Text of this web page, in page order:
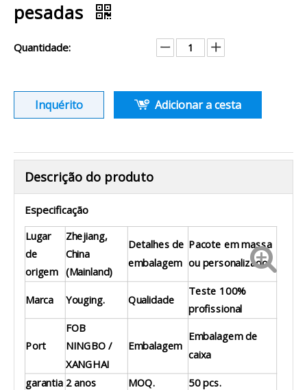
pesadas
Quantidade:
Inquérito Adicionar a cesta
Descrição do produto
Especificação
Lugar
de
origem
Zhejiang,
China
(Mainland)
Detalhes de
embalagem
Pacote em massa
ou personalizado
Marca Youging. Qualidade
Teste 100%
profissional
Port
FOB
NINGBO /
XANGHAI
Embalagem
Embalagem de
caixa
garantia 2 anos MOQ. 50 pcs.